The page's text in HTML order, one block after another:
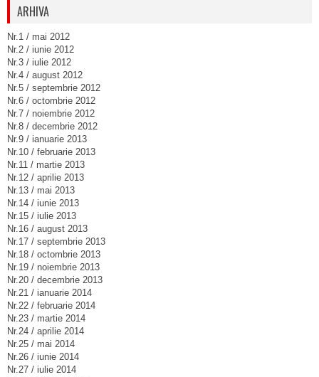
ARHIVA
Nr.1 / mai 2012
Nr.2 / iunie 2012
Nr.3 / iulie 2012
Nr.4 / august 2012
Nr.5 / septembrie 2012
Nr.6 / octombrie 2012
Nr.7 / noiembrie 2012
Nr.8 / decembrie 2012
Nr.9 / ianuarie 2013
Nr.10 / februarie 2013
Nr.11 / martie 2013
Nr.12 / aprilie 2013
Nr.13 / mai 2013
Nr.14 / iunie 2013
Nr.15 / iulie 2013
Nr.16 / august 2013
Nr.17 / septembrie 2013
Nr.18 / octombrie 2013
Nr.19 / noiembrie 2013
Nr.20 / decembrie 2013
Nr.21 / ianuarie 2014
Nr.22 / februarie 2014
Nr.23 / martie 2014
Nr.24 / aprilie 2014
Nr.25 / mai 2014
Nr.26 / iunie 2014
Nr.27 / iulie 2014